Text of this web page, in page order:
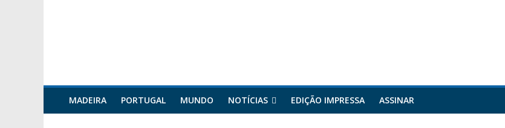
MADEIRA PORTUGAL MUNDO NOTÍCIAS EDIÇÃO IMPRESSA ASSINAR